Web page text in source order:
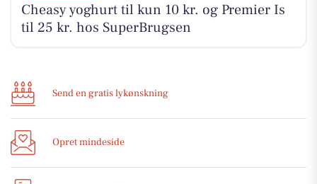
Cheasy yoghurt til kun 10 kr. og Premier Is
til 25 kr. hos SuperBrugsen
Send en gratis lykønskning
Opret mindeside